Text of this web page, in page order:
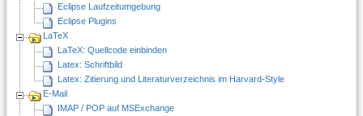
Eclipse Laufzeitumgebung
Eclipse Plugins
LaTeX
LaTeX: Quellcode einbinden
Latex: Schriftbild
Latex: Zitierung und Literaturverzeichnis im Harvard-Style
E-Mail
IMAP / POP auf MSExchange